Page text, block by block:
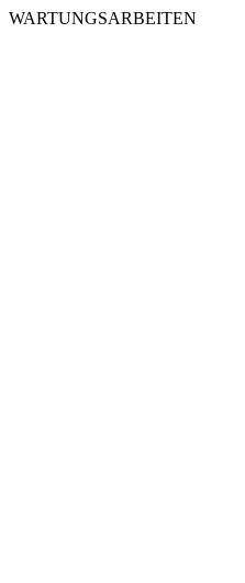
WARTUNGSARBEITEN